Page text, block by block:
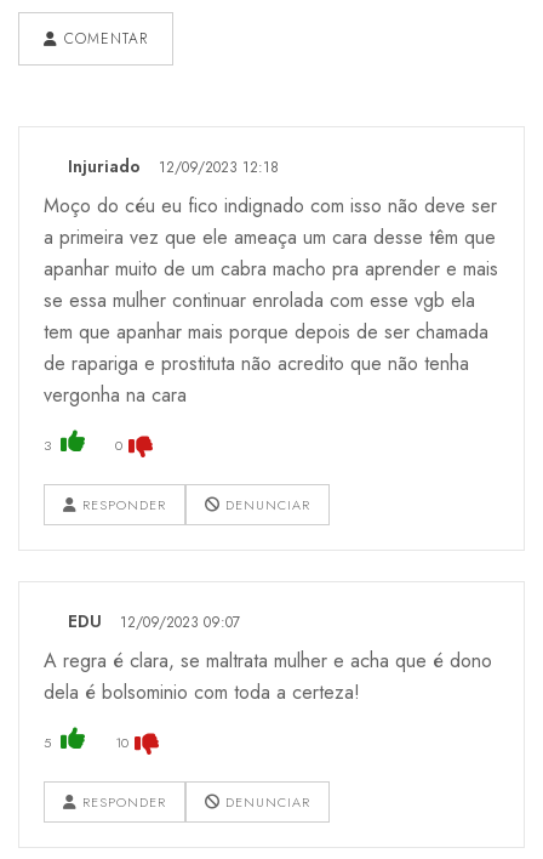
COMENTAR
Injuriado 12/09/2023 12:18
Moço do céu eu fico indignado com isso não deve ser
a primeira vez que ele ameaça um cara desse têm que
apanhar muito de um cabra macho pra aprender e mais
se essa mulher continuar enrolada com esse vgb ela
tem que apanhar mais porque depois de ser chamada
de rapariga e prostituta não acredito que não tenha
vergonha na cara
3 0
RESPONDER DENUNCIAR
EDU 12/09/2023 09:07
A regra é clara, se maltrata mulher e acha que é dono
dela é bolsominio com toda a certeza!
5 10
RESPONDER DENUNCIAR